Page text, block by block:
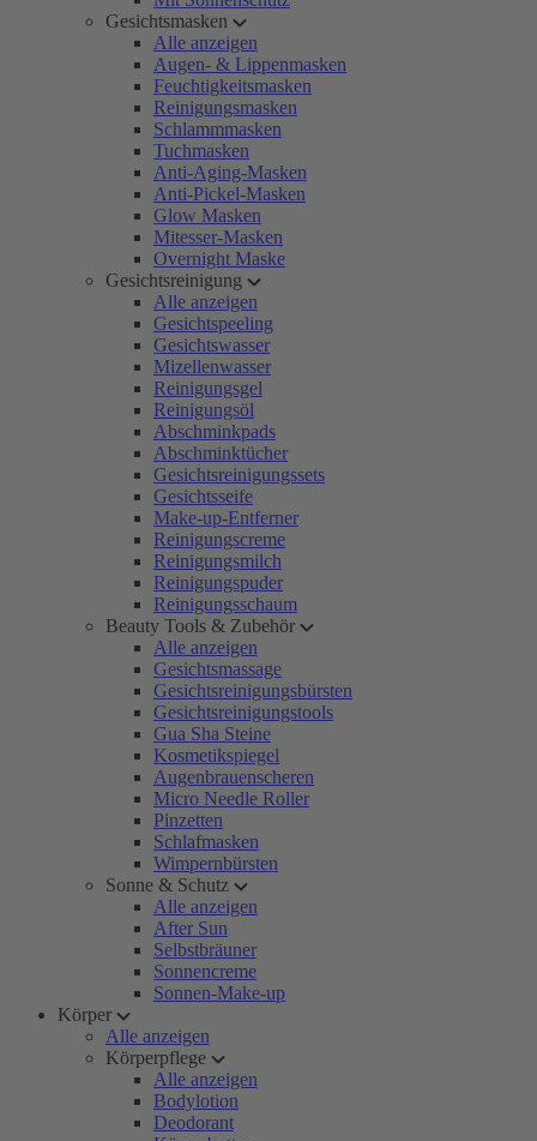
Gesichtsmasken
Alle anzeigen
Augen- & Lippenmasken
Feuchtigkeitsmasken
Reinigungsmasken
Schlammmasken
Tuchmasken
Anti-Aging-Masken
Anti-Pickel-Masken
Glow Masken
Mitesser-Masken
Overnight Maske
Gesichtsreinigung
Alle anzeigen
Gesichtspeeling
Gesichtswasser
Mizellenwasser
Reinigungsgel
Reinigungsöl
Abschminkpads
Abschminktücher
Gesichtsreinigungssets
Gesichtsseife
Make-up-Entferner
Reinigungscreme
Reinigungsmilch
Reinigungspuder
Reinigungsschaum
Beauty Tools & Zubehör
Alle anzeigen
Gesichtsmassage
Gesichtsreinigungsbürsten
Gesichtsreinigungstools
Gua Sha Steine
Kosmetikspiegel
Augenbrauenscheren
Micro Needle Roller
Pinzetten
Schlafmasken
Wimpernbürsten
Sonne & Schutz
Alle anzeigen
After Sun
Selbstbräuner
Sonnencreme
Sonnen-Make-up
Körper
Alle anzeigen
Körperpflege
Alle anzeigen
Bodylotion
Deodorant